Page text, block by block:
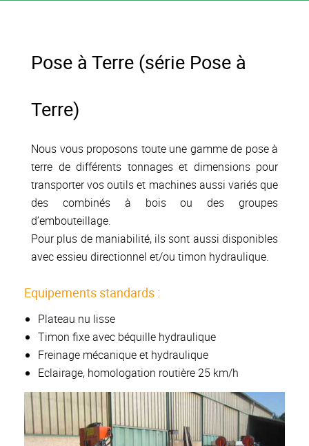
Pose à Terre (série Pose à
Terre)
Nous vous proposons toute une gamme de pose à
terre de différents tonnages et dimensions pour
transporter vos outils et machines aussi variés que
des combinés à bois ou des groupes
d’embouteillage.
Pour plus de maniabilité, ils sont aussi disponibles
avec essieu directionnel et/ou timon hydraulique.
Equipements standards :
Plateau nu lisse
Timon fixe avec béquille hydraulique
Freinage mécanique et hydraulique
Eclairage, homologation routière 25 km/h